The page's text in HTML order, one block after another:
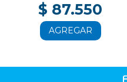
$ 87.550
AGREGAR